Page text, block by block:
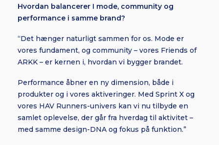
Hvordan balancerer I mode, community og
performance i samme brand?
“Det hænger naturligt sammen for os. Mode er
vores fundament, og community – vores Friends of
ARKK – er kernen i, hvordan vi bygger brandet.
Performance åbner en ny dimension, både i
produkter og i vores aktiveringer. Med Sprint X og
vores HAV Runners-univers kan vi nu tilbyde en
samlet oplevelse, der går fra hverdag til aktivitet –
med samme design-DNA og fokus på funktion.”